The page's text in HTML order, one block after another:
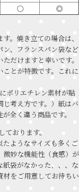
〇 ◎
。焼き立ての場合は、
、フランスパン袋など
だけますと幸いです。
とが特徴です。これに
ポリエチレン素材が貼
考え方です。）紙はバ
全く違う商品です。
ております。
ようなサイズも多くご
微妙な機能性（食感）が
袋がなかった、、、な
材をご用意してお待ちい